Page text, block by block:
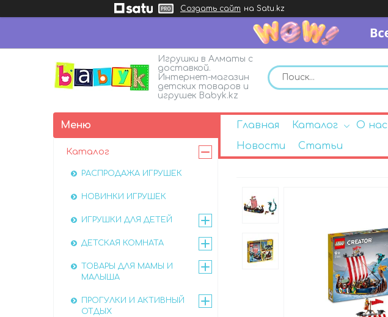
Создать сайт на Satu.kz
Игрушки в Алматы с
доставкой.
Интернет-магазин
детских товаров и
игрушек Babyk.kz
Главная Каталог О нас
Новости
Статьи
Каталог
РАСПРОДАЖА ИГРУШЕК
НОВИНКИ ИГРУШЕК
ИГРУШКИ ДЛЯ ДЕТЕЙ
ДЕТСКАЯ КОМНАТА
ТОВАРЫ ДЛЯ МАМЫ И
МАЛЫША
ПРОГУЛКИ И АКТИВНЫЙ
ОТДЫХ